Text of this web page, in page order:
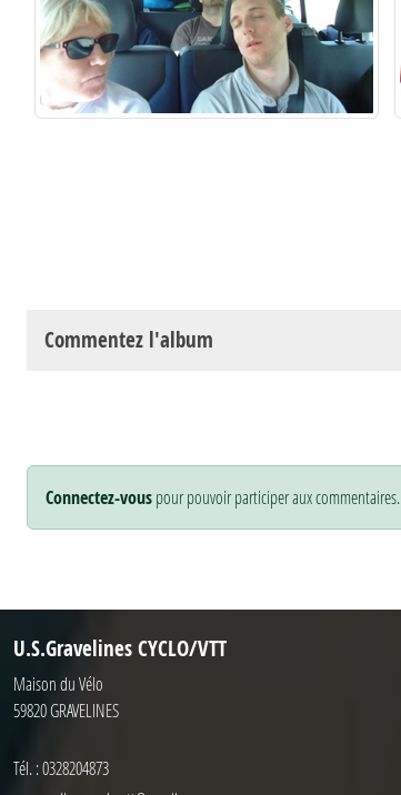
Commentez l'album
Connectez-vouspour pouvoir participer aux commentaires.
U.S.Gravelines CYCLO/VTT
Maison du Vélo
59820GRAVELINES
Tél. :0328204873